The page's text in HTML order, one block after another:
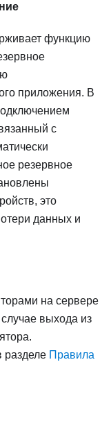
функцию
приложения. В
с
резервное
это
данных и
на сервере
выхода из
разделе Правила